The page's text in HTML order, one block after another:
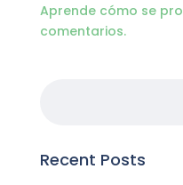
Aprende cómo se
comentarios.
Recent Posts